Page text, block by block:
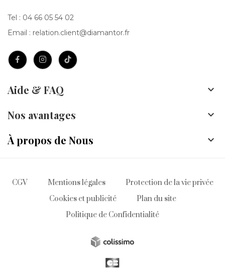
Tel : 04 66 05 54 02
Email : relation.client@diamantor.fr
Aide & FAQ 
Nos avantages 
À propos de Nous 
CGV Mentions légales
Protection de la vie privée
Cookies et publicité
Plan du site
Politique de Confidentialité